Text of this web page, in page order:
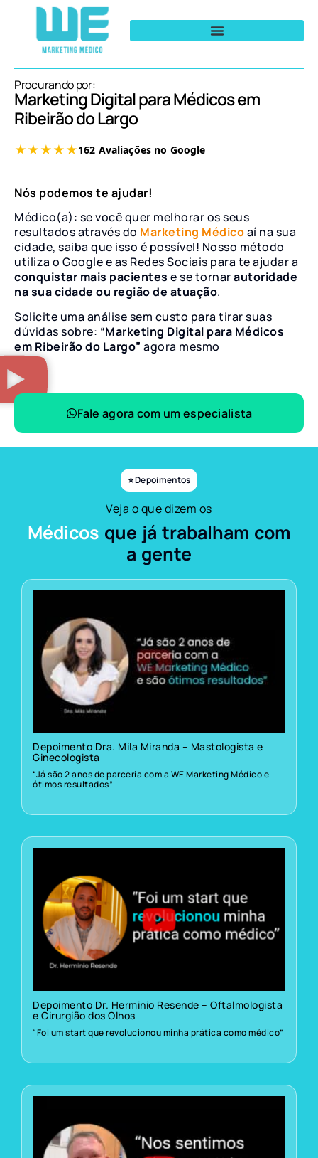
Procurando por:
Marketing Digital para Médicos em
Ribeirão do Largo
Nós podemos te ajudar!
Médico(a): se você quer melhorar os seus
resultados através do Marketing Médicoaí na sua
cidade, saiba que isso é possível! Nosso método
utiliza o Google e as Redes Sociais para te ajudar a
conquistar mais pacientes e se tornarautoridade
na sua cidade ou região de atuação.
Solicite uma análise sem custo para tirar suas
dúvidas sobre: “Marketing Digital para Médicos
em Ribeirão do Largo” agora mesmo
Fale agora com um especialista
⭐ Depoimentos
Veja o que dizem os
Médicos que já trabalham com
a gente
Depoimento Dra. Mila Miranda – Mastologista e
Ginecologista
“Já são 2 anos de parceria com a WE Marketing Médico e
ótimos resultados”
Depoimento Dr. Herminio Resende – Oftalmologista
e Cirurgião dos Olhos
“Foi um start que revolucionou minha prática como médico”